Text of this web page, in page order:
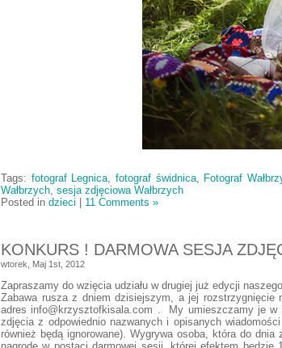
Tags: fotograf Legnica,fotograf świdnica, Fotograf
Wałbrzych, sesja zdjęciowa Wałbrzych
Posted in dzieci 11 Comments »
KONKURS ! DARMOWA SESJA
wtorek, Maj 1st, 2012
Zapraszamy do wzięcia udziału w drugiej już edycji
Zabawa rusza z dniem dzisiejszym, a jej rozstrzygnięcie
adres info@krzysztofkisala.com . My umieszczamy je w
zdjęcia z odpowiednio nazwanych i opisanych
również będą ignorowane). Wygrywa osoba, która do